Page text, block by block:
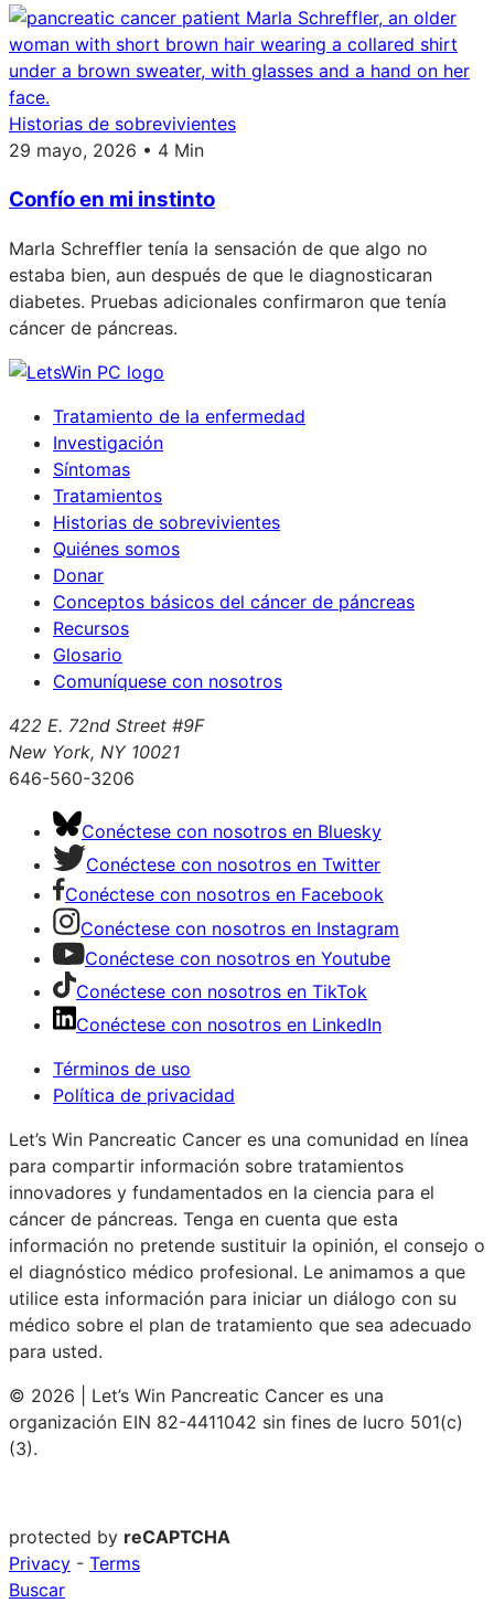
Historias de sobrevivientes
29 mayo, 2026 • 4 Min
Confío en mi instinto
Marla Schreffler tenía la sensación de que algo no
estaba bien, aun después de que le diagnosticaran
diabetes. Pruebas adicionales confirmaron que tenía
cáncer de páncreas.
Tratamiento de la enfermedad
Investigación
Síntomas
Tratamientos
Historias de sobrevivientes
Quiénes somos
Donar
Conceptos básicos del cáncer de páncreas
Recursos
Glosario
Comuníquese con nosotros
422 E. 72nd Street #9F
New York, NY 10021
646-560-3206
Conéctese con nosotros en Bluesky
Conéctese con nosotros en Twitter
Conéctese con nosotros en Facebook
Conéctese con nosotros en Instagram
Conéctese con nosotros en Youtube
Conéctese con nosotros en TikTok
Conéctese con nosotros en LinkedIn
Términos de uso
Política de privacidad
Let’s Win Pancreatic Cancer es una comunidad en línea
para compartir información sobre tratamientos
innovadores y fundamentados en la ciencia para el
cáncer de páncreas. Tenga en cuenta que esta
información no pretende sustituir la opinión, el consejo o
el diagnóstico médico profesional. Le animamos a que
utilice esta información para iniciar un diálogo con su
médico sobre el plan de tratamiento que sea adecuado
para usted.
© 2026 | Let’s Win Pancreatic Cancer es una
organización EIN 82-4411042 sin fines de lucro 501(c)
(3).
protected by reCAPTCHA
Privacy - Terms
Buscar